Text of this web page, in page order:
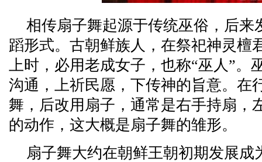
相传扇子舞起源于传统巫俗，后来
蹈形式。古朝鲜族人，在祭祀神灵檀
上时，必用老成女子，也称“巫人”。
沟通，上祈民愿，下传神的旨意。在
舞，后改用扇子，通常是右手持扇，
的动作，这大概是扇子舞的雏形。
扇子舞大约在朝鲜王朝初期发展成